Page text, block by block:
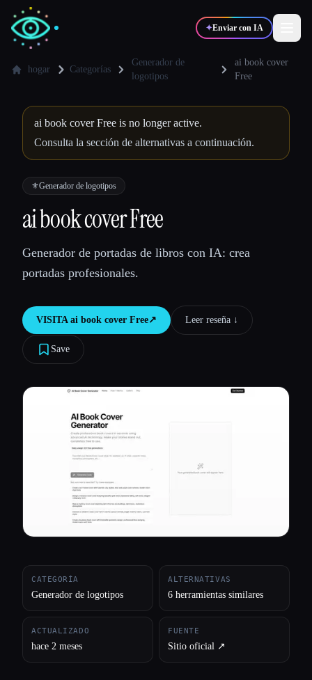
✦Enviar con IA
💻Desarrolladores 📈Marketers
🎓Estudiantes
Blog
Comparar herramientas
Todas las categorías
hogar Categorías
Generador de
logotipos
ai book cover
Free
ai book cover Free is no longer active.
Consulta la sección de alternativas a continuación.
⚜️Generador de logotipos
ai book cover Free
Generador de portadas de libros con IA: crea
portadas profesionales.
VISITA ai book cover Free↗︎ Leer reseña ↓︎
Save
CATEGORÍA
Generador de logotipos
ALTERNATIVAS
6 herramientas similares
ACTUALIZADO
hace 2 meses
FUENTE
Sitio oficial ↗︎